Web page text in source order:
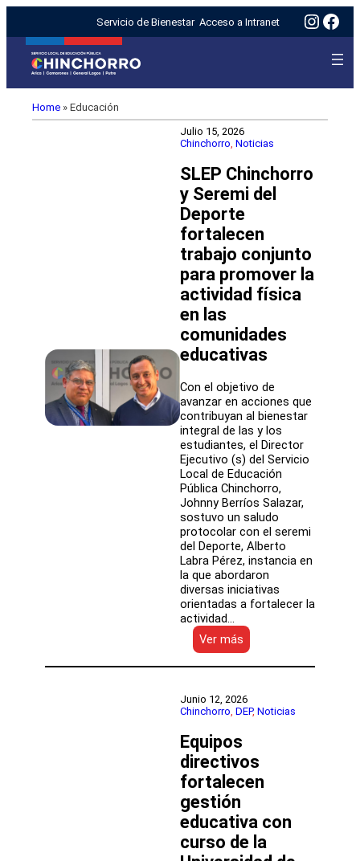
Servicio de Bienestar Acceso a Intranet
Home » Educación
Julio 15, 2026
Chinchorro, Noticias
SLEP Chinchorro
y Seremi del
Deporte
fortalecen
trabajo conjunto
para promover la
actividad física
en las
comunidades
educativas
Con el objetivo de
avanzar en acciones que
contribuyan al bienestar
integral de las y los
estudiantes, el Director
Ejecutivo (s) del Servicio
Local de Educación
Pública Chinchorro,
Johnny Berríos Salazar,
sostuvo un saludo
protocolar con el seremi
del Deporte, Alberto
Labra Pérez, instancia en
la que abordaron
diversas iniciativas
orientadas a fortalecer la
actividad…
Ver más
SLEP
Chinchorro
Seremi
del
conjunto
para
actividad
física
en
Junio 12, 2026
Chinchorro DEP, Noticias
Equipos
directivos
fortalecen
gestión
educativa con
curso de la